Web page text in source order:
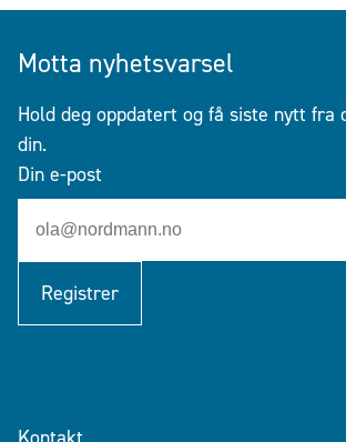
Motta nyhetsvarsel
Hold deg oppdatert og få siste nytt fra
din.
Din e-post
Registrer